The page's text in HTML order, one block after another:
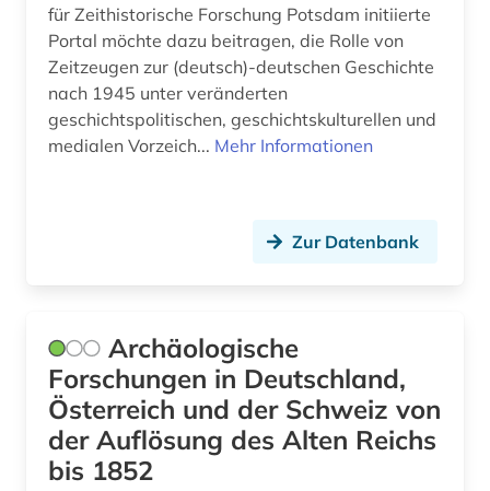
geschichte 1450-1950 (1)
geschichte 1809 - 1935 (1)
geschichte 1810-1850 (1)
geschichte 1944-1948 (1)
geschichte <1701-1800> (1)
geschichte der naturwissenschaften (1)
für Zeithistorische Forschung Potsdam initiierte
Portal möchte dazu beitragen, die Rolle von
Zeitzeugen zur (deutsch)-deutschen Geschichte
nach 1945 unter veränderten
geschichtspolitischen, geschichtskulturellen und
medialen Vorzeich... Mehr Informationen
Zur Datenbank
Archäologische
Forschungen in Deutschland,
Österreich und der Schweiz von
der Auflösung des Alten Reichs
bis 1852